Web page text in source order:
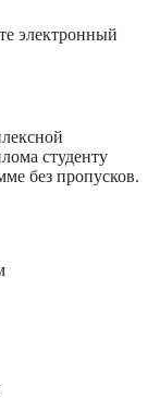
электронный
студенту
без пропусков.